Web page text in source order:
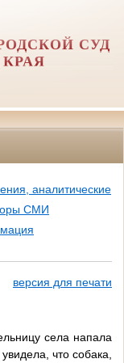
СУД
аналитические
СМИ
версия для печати
села напала
что собака,